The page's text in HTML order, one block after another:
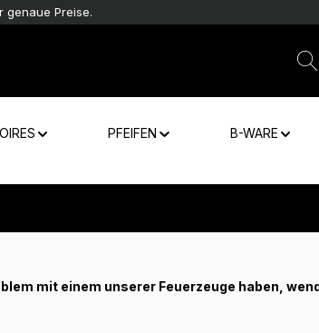
genaue Preise.
PFEIFEN B-WARE
mit einem unserer Feuerzeuge haben,